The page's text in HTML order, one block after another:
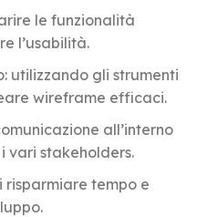
le funzionalità
l’usabilità.
utilizzando gli strumenti
wireframe efficaci.
all’interno
vari stakeholders.
tempo e